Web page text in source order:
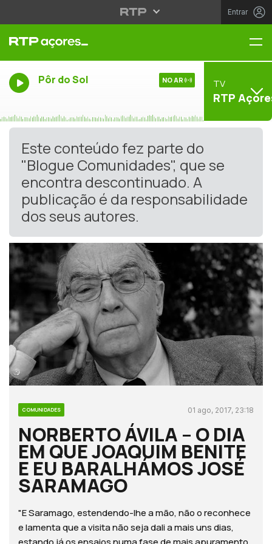
Entrar
Pôr do Sol NO AR TV
RTP
Este conteúdo fez parte do
"Blogue Comunidades", que se
encontra descontinuado. A
publicação é da responsabilidade
dos seus autores.
COMUNIDADES 01 ago, 2017, 23:18
NORBERTO ÁVILA – O DIA
EM QUE JOAQUIM BENITE
E EU BARALHÁMOS JOSÉ
SARAMAGO
"E Saramago, estendendo-lhe a mão, não o reconhece
e lamenta que a visita não seja dali a mais uns dias,